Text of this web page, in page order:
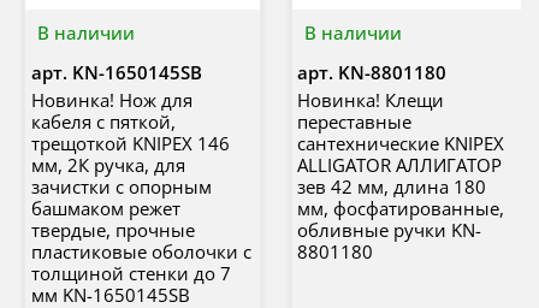
В наличии
арт. KN-1650145SB
Новинка! Нож для
кабеля с пяткой,
трещоткой KNIPEX 146
мм, 2К ручка, для
зачистки c опорным
башмаком режет
твердые, прочные
пластиковые оболочки с
толщиной стенки до 7
мм KN-1650145SB
В наличии
арт. KN-8801180
Новинка! Клещи
переставные
сантехнические KNIPEX
ALLIGATOR АЛЛИГАТОР
зев 42 мм, длина 180
мм, фосфатированные,
обливные ручки KN-
8801180